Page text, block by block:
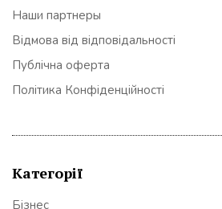
Наши партнеры
Відмова від відповідальності
Публічна оферта
Політика Конфіденційності
Категорії
Бізнес